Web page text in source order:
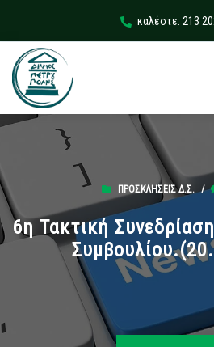
καλέστε: 213
ΠΡΟΣΚΛΉΣΕΙΣ Δ.Σ. /
6η Τακτική